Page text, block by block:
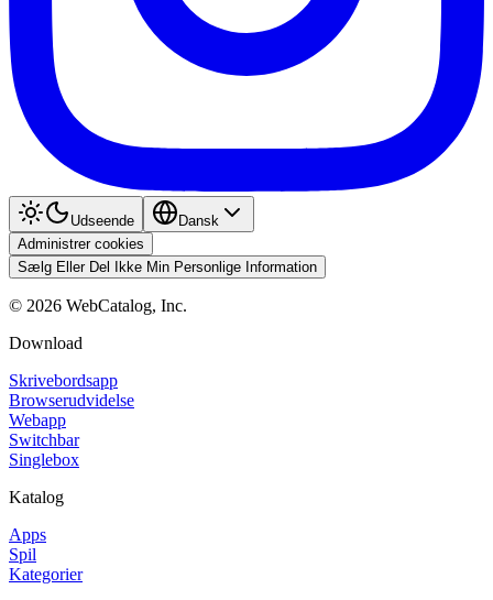
Udseende
Dansk
Administrer cookies
Sælg Eller Del Ikke Min Personlige Information
© 2026 WebCatalog, Inc.
Download
Skrivebordsapp
Browserudvidelse
Webapp
Switchbar
Singlebox
Katalog
Apps
Spil
Kategorier